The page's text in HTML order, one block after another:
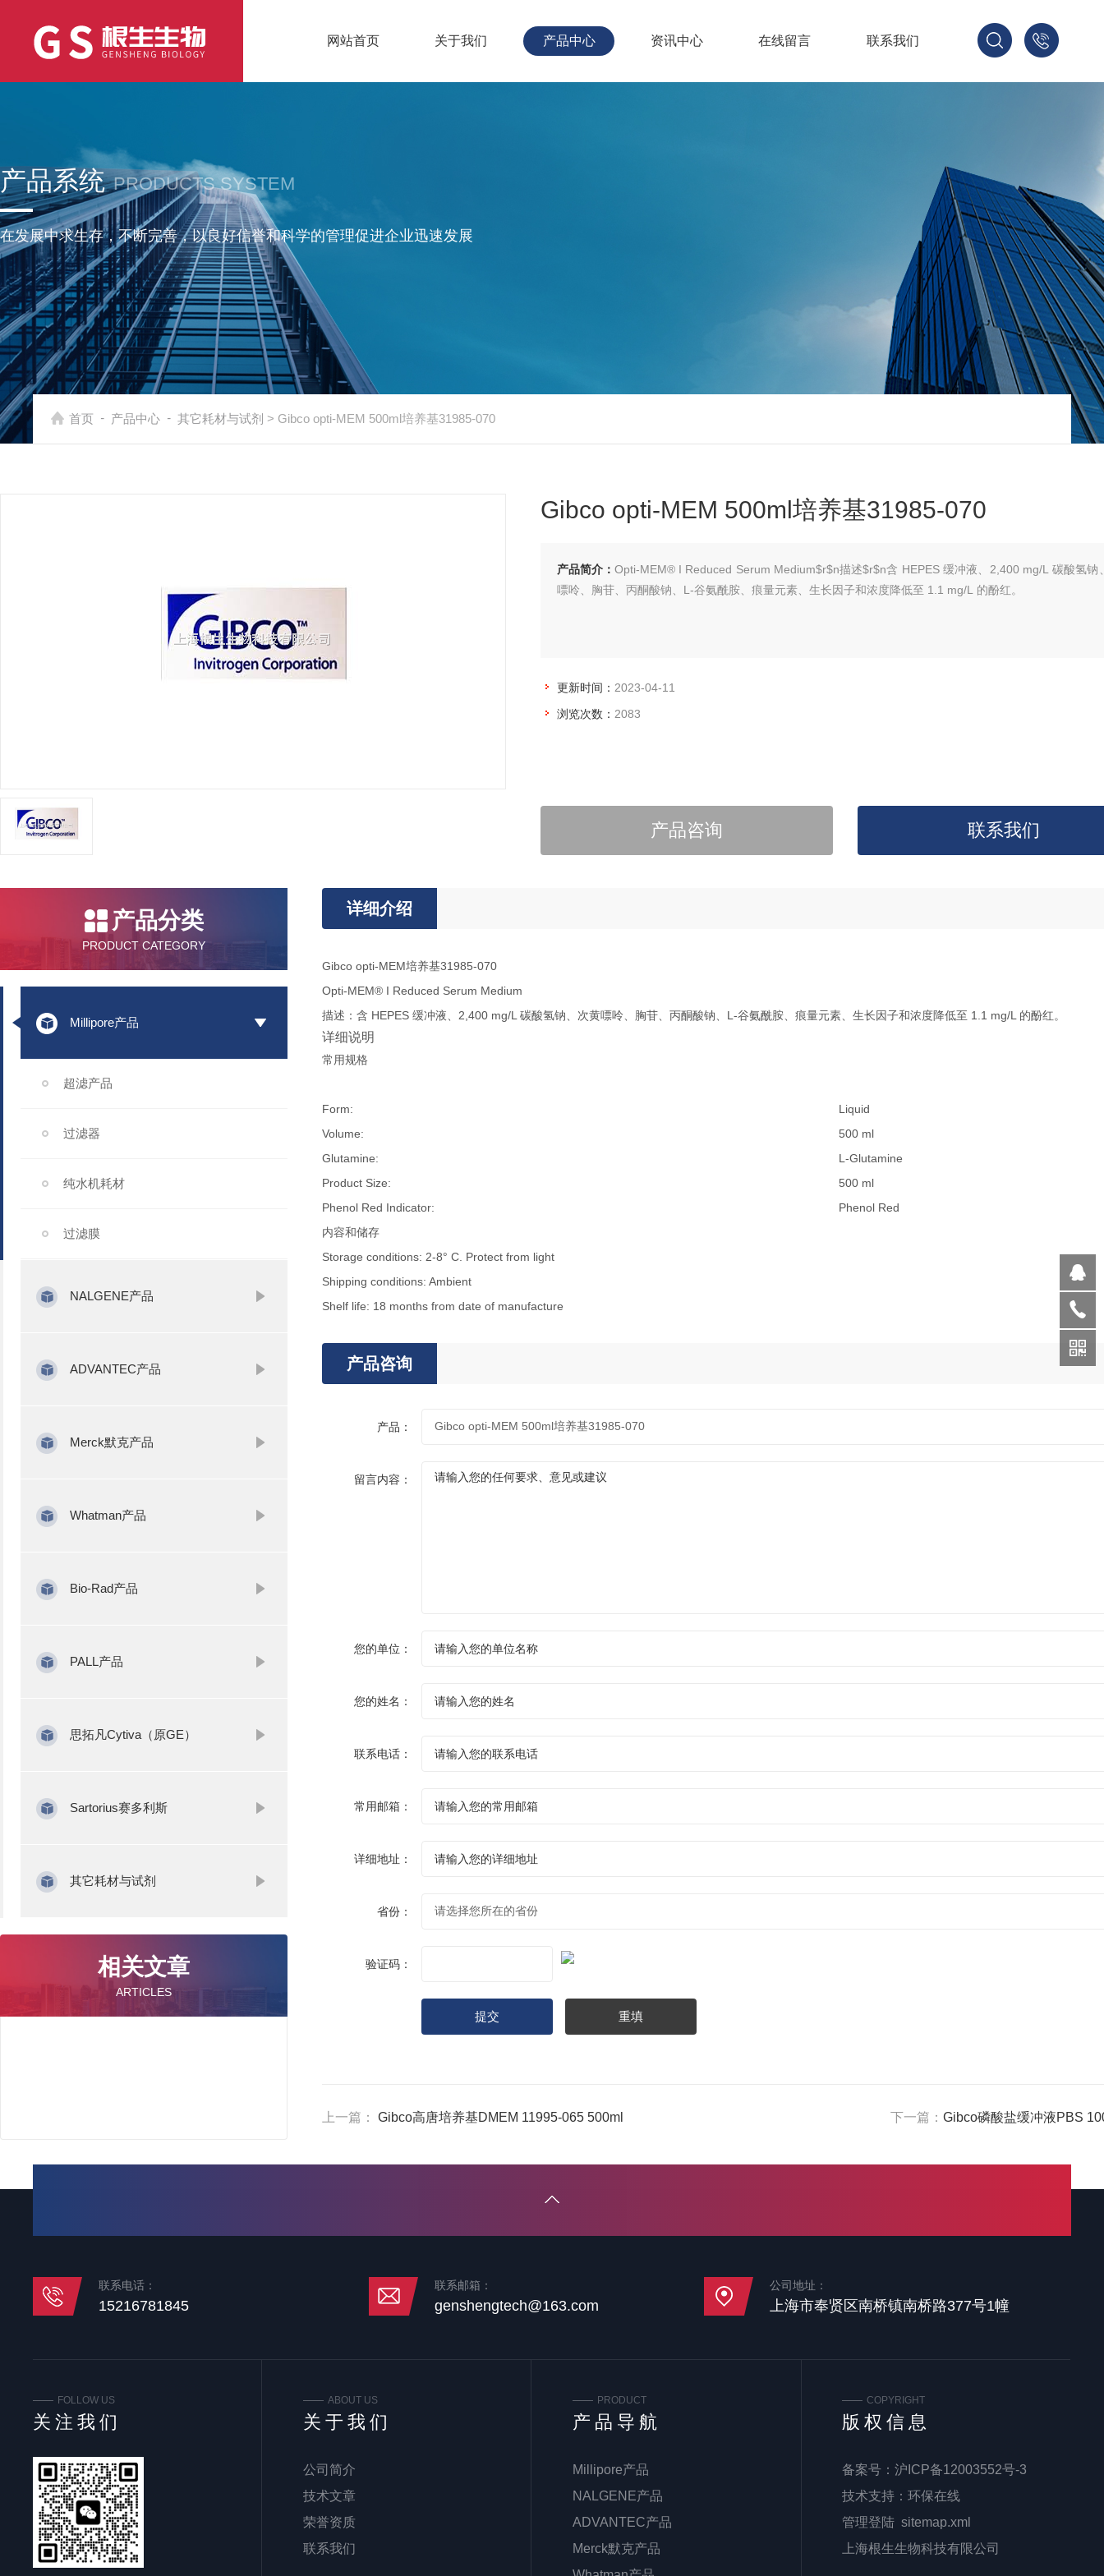
网站首页 关于我们 产品中心 资讯中心 在线留言 联系我们
产品系统 PRODUCTS SYSTEM
在发展中求生存，不断完善，以良好信誉和科学的管理促进企业迅速发展
首页 - 产品中心 - 其它耗材与试剂 > Gibco opti-MEM 500ml培养基31985-070
Gibco opti-MEM 500ml培养基31985-070
产品简介： Opti-MEM® I Reduced Serum Medium$r$n描述$r$n含 HEPES 缓冲液、2,400 mg/L 碳酸氢钠
嘌呤、胸苷、丙酮酸钠、L-谷氨酰胺、痕量元素、生长因子和浓度降低至 1.1 mg/L 的酚红。
更新时间： 2023-04-11
浏览次数： 2083
产品咨询 联系我们
产品分类
PRODUCT CATEGORY
Millipore产品
超滤产品
过滤器
纯水机耗材
过滤膜
NALGENE产品
ADVANTEC产品
Merck默克产品
Whatman产品
Bio-Rad产品
PALL产品
思拓凡Cytiva（原GE）
Sartorius赛多利斯
其它耗材与试剂
相关文章
ARTICLES
详细介绍
Gibco opti-MEM培养基31985-070
Opti-MEM® I Reduced Serum Medium
描述：含 HEPES 缓冲液、2,400 mg/L 碳酸氢钠、次黄嘌呤、胸苷、丙酮酸钠、L-谷氨酰胺、痕量元素、生长因子和浓度降低至 1.1 mg/L 的酚红。
详细说明
常用规格
Form:
Liquid
Volume:
500 ml
Glutamine:
L-Glutamine
Product Size:
500 ml
Phenol Red Indicator:
Phenol Red
内容和储存
Storage conditions: 2-8° C. Protect from light
Shipping conditions: Ambient
Shelf life: 18 months from date of manufacture
产品咨询
产品：
留言内容：
您的单位：
您的姓名：
联系电话：
常用邮箱：
详细地址：
省份：
验证码：
上一篇： Gibco高唐培养基DMEM 11995-065 500ml 下一篇： Gibco磷酸盐缓冲液PBS
联系电话：
15216781845
联系邮箱：
genshengtech@163.com
公司地址：
上海市奉贤区南桥镇南桥路377号1幢
FOLLOW US
关注我们
ABOUT US
关于我们
公司简介
技术文章
荣誉资质
联系我们
PRODUCT
产品导航
Millipore产品
NALGENE产品
ADVANTEC产品
Merck默克产品
COPYRIGHT
版权信息
备案号： 沪ICP备12003552号-3
技术支持： 环保在线
管理登陆 sitemap.xml
上海根生生物科技有限公司